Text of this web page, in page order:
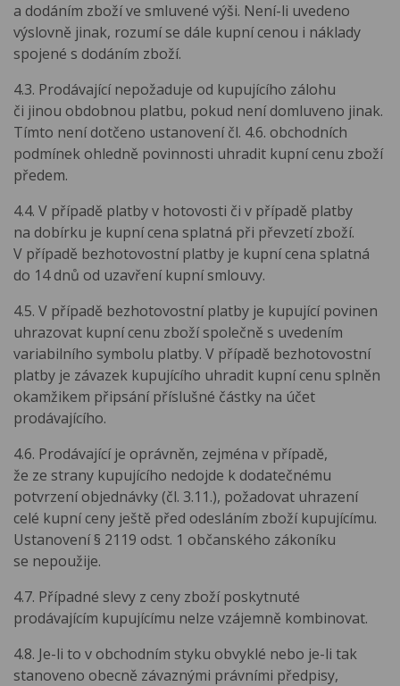
a dodáním zboží ve smluvené výši. Není-li uvedeno
výslovně jinak, rozumí se dále kupní cenou i náklady
spojené s dodáním zboží.
4.3. Prodávající nepožaduje od kupujícího zálohu
či jinou obdobnou platbu, pokud není domluveno jinak.
Tímto není dotčeno ustanovení čl. 4.6. obchodních
podmínek ohledně povinnosti uhradit kupní cenu zboží
předem.
4.4. V případě platby v hotovosti či v případě platby
na dobírku je kupní cena splatná při převzetí zboží.
V případě bezhotovostní platby je kupní cena splatná
do 14 dnů od uzavření kupní smlouvy.
4.5. V případě bezhotovostní platby je kupující povinen
uhrazovat kupní cenu zboží společně s uvedením
variabilního symbolu platby. V případě bezhotovostní
platby je závazek kupujícího uhradit kupní cenu splněn
okamžikem připsání příslušné částky na účet
prodávajícího.
4.6. Prodávající je oprávněn, zejména v případě,
že ze strany kupujícího nedojde k dodatečnému
potvrzení objednávky (čl. 3.11.), požadovat uhrazení
celé kupní ceny ještě před odesláním zboží kupujícímu.
Ustanovení § 2119 odst. 1 občanského zákoníku
se nepoužije.
4.7. Případné slevy z ceny zboží poskytnuté
prodávajícím kupujícímu nelze vzájemně kombinovat.
4.8. Je-li to v obchodním styku obvyklé nebo je-li tak
stanoveno obecně závaznými právními předpisy,